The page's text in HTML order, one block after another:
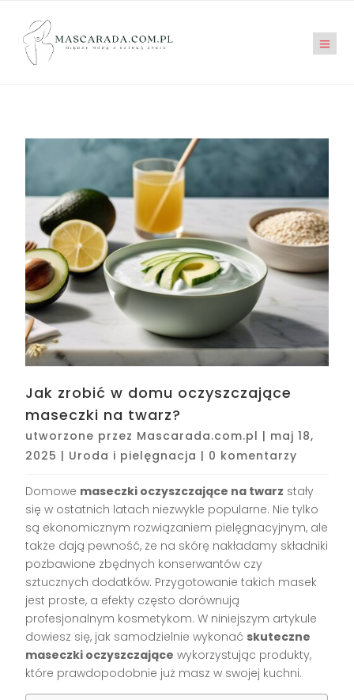
Jak zrobić w domu oczyszczające
maseczki na twarz?
utworzone przez Mascarada.com.pl | maj 18,
2025 | Uroda i pielęgnacja | 0 komentarzy
Domowe maseczki oczyszczające na twarz stały
się w ostatnich latach niezwykle popularne. Nie tylko
są ekonomicznym rozwiązaniem pielęgnacyjnym, ale
także dają pewność, że na skórę nakładamy składniki
pozbawione zbędnych konserwantów czy
sztucznych dodatków. Przygotowanie takich masek
jest proste, a efekty często dorównują
profesjonalnym kosmetykom. W niniejszym artykule
dowiesz się, jak samodzielnie wykonać skuteczne
maseczki oczyszczające wykorzystując produkty,
które prawdopodobnie już masz w swojej kuchni.